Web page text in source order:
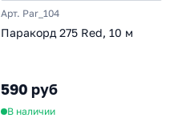
Арт. Par_104
Паракорд 275 Red, 10 м
590 руб
В наличии